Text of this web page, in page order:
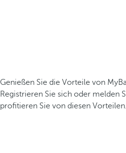
Genießen Sie die Vorteile von
Registrieren Sie sich oder melden
profitieren Sie von diesen Vorteilen.